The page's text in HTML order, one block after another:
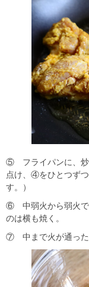
⑤ フライパンに、炒
点け、④をひとつず
す。）
⑥ 中弱火から弱火で
のは横も焼く。
⑦ 中まで火が通った